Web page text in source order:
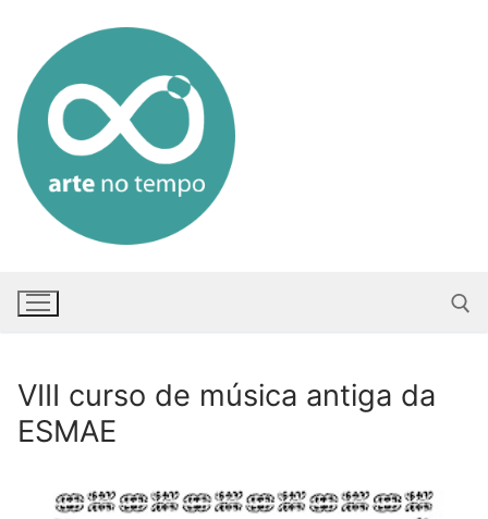
conteúdo
VIII curso de música antiga da
ESMAE